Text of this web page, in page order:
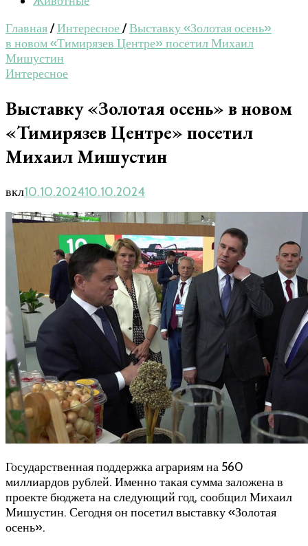
Главная/Интересное/Выставку «Золотая осень»
в новом «Тимирязев Центре» посетил Михаил
Мишустин
Интересное
Выставку «Золотая осень» в новом
«Тимирязев Центре» посетил
Михаил Мишустин
вкл10.10.202410.10.2024
Государственная поддержка аграриям на 560
миллиардов рублей. Именно такая сумма заложена в
проекте бюджета на следующий год, сообщил Михаил
Мишустин. Сегодня он посетил выставку «Золотая
осень».